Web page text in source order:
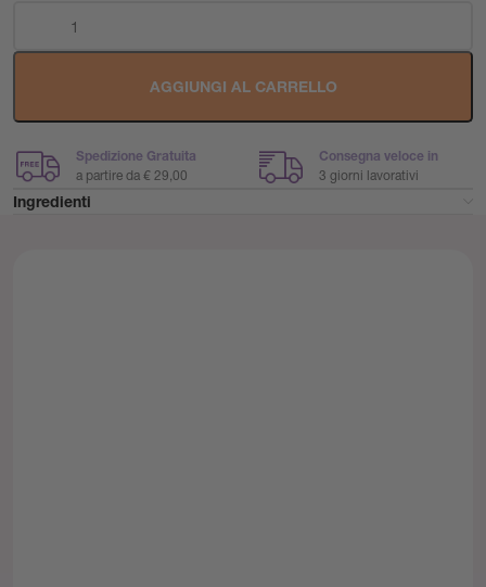
AGGIUNGI AL CARRELLO
Spedizione Gratuita
a partire da € 29,00
Consegna veloce in
3 giorni lavorativi
Ingredienti